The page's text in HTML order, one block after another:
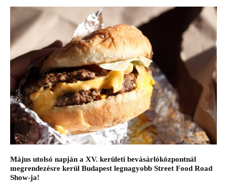
Május utolsó napján a XV. kerületi bevásárlóközpontnál
megrendezésre kerül Budapest legnagyobb Street Food Road
Show-ja!